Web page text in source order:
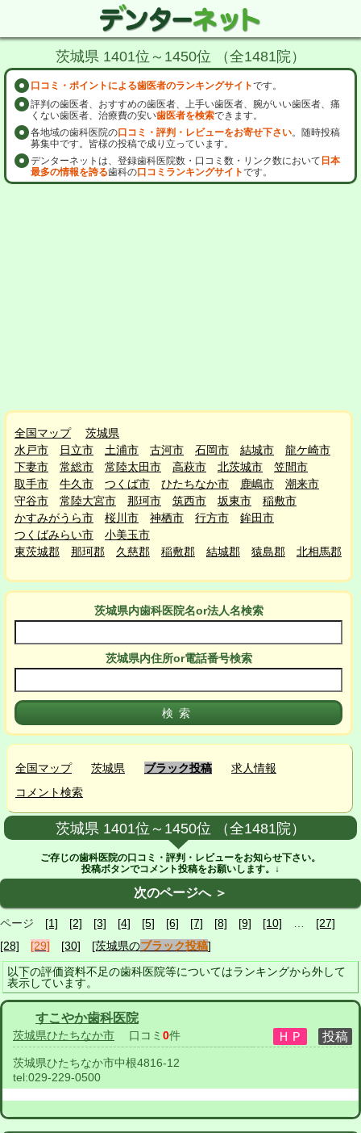
茨城県 1401位～1450位 （全1481院）
口コミ・ポイントによる歯医者のランキングサイトです。
評判の歯医者、おすすめの歯医者、上手い歯医者、腕がいい歯医者、痛
くない歯医者、治療費の安い歯医者を検索できます。
各地域の歯科医院の口コミ・評判・レビューをお寄せ下さい。随時投稿
募集中です。皆様の投稿で成り立っています。
デンターネットは、登録歯科医院数・口コミ数・リンク数において 日本
最多の情報を誇る歯科の口コミランキングサイトです。
全国マップ
茨城県
水戸市
日立市 土浦市 古河市 石岡市 結城市
龍ケ崎市
下妻市
常総市 常陸太田市 高萩市 北茨城市
笠間市
取手市
牛久市 つくば市 ひたちなか市 鹿嶋市
潮来市
守谷市
常陸大宮市 那珂市 筑西市 坂東市
稲敷市
かすみがうら市
桜川市 神栖市 行方市
鉾田市
つくばみらい市
小美玉市
東茨城郡
那珂郡 久慈郡 稲敷郡 結城郡 猿島郡 北相馬郡
茨城県内歯科医院名or法人名検索
茨城県内住所or電話番号検索
全国マップ 茨城県 ブラック投稿
求人情報
コメント検索
茨城県 1401位～1450位 （全1481院）
ご存じの歯科医院の口コミ・評判・レビューをお知らせ下さい。
投稿ボタンでコメント投稿をお願いします。↓
次のページへ ＞
ページ [1] [2] [3] [4] [5] [6] [7] [8] [9] [10] … [27]
[28]
[29] [30] [茨城県のブラック投稿]
以下の評価資料不足の歯科医院等についてはランキングから外して
表示しています。
すこやか歯科医院
茨城県ひたちなか市 口コミ 0件
茨城県ひたちなか市中根4816-12
tel:029-229-0500